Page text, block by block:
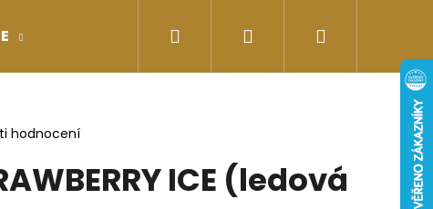
Doplňky stravy Energy-kofeinové
Přihlášení
hodnocení
ICE (ledová